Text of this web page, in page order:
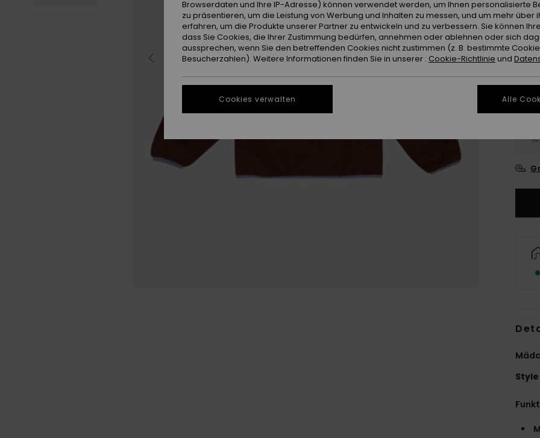
Farbe
16
Style
Browserdaten und Ihre IP-Adresse) können verwendet werden, um Ihnen personalisierte
zu präsentieren, um die Leistung von Werbung und Inhalten zu messen, und um mehr über
erfahren, um die Produkte unserer Partner zu entwickeln und zu verbessern. Sie können
dass Sie Cookies, die Ihrer Zustimmung bedürfen, annehmen oder ablehnen oder sich
aussprechen, wenn Sie den betreffenden Cookies nicht zustimmen (z. B. bestimmte
Besucherzahlen). Weitere Informationen finden Sie in unserer : Cookie-Richtlinie und
Cookies verwalten Alle